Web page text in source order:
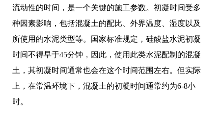
流动性的时间，是一个关键的施工参数。初凝时间受多
种因素影响，包括混凝土的配比、外界温度、湿度以及
所使用的水泥类型等。国家标准规定，硅酸盐水泥初凝
时间不得早于45分钟，因此，使用此类水泥配制的混凝
土，其初凝时间通常也会在这个时间范围左右。但实际
上，在常温环境下，混凝土的初凝时间通常约为6-8小
时。